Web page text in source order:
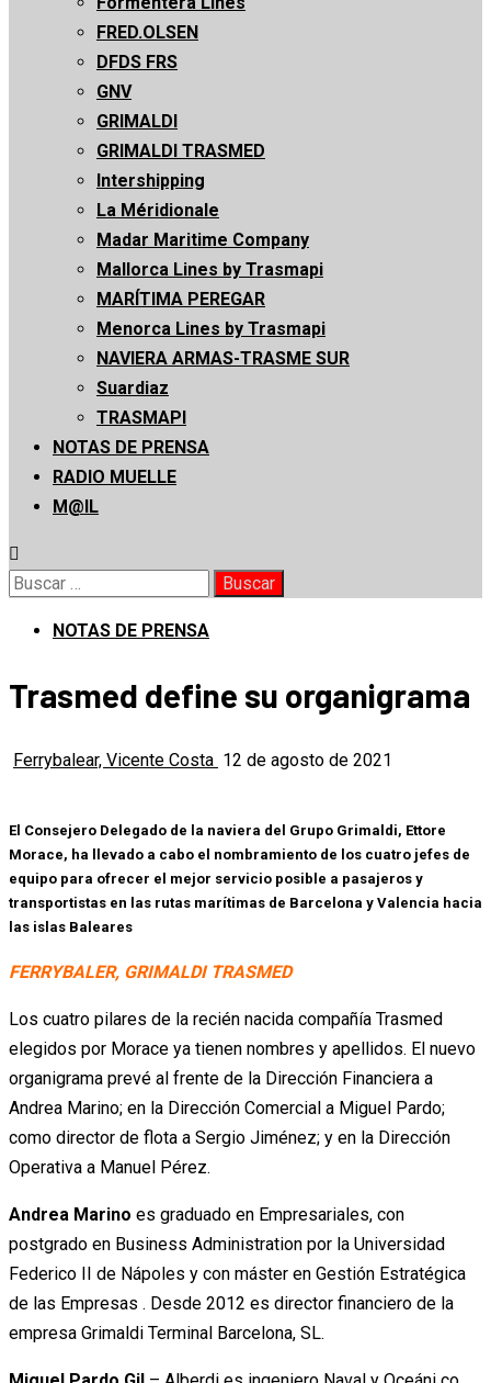
FRED.OLSEN
DFDS FRS
GNV
GRIMALDI
GRIMALDI TRASMED
Intershipping
La Méridionale
Madar Maritime Company
Mallorca Lines by Trasmapi
MARÍTIMA PEREGAR
Menorca Lines by Trasmapi
NAVIERA ARMAS-TRASME SUR
Suardiaz
TRASMAPI
NOTAS DE PRENSA
RADIO MUELLE
M@IL
Buscar:
NOTAS DE PRENSA
Trasmed define su organigrama
Ferrybalear, Vicente Costa 12 de agosto de 2021
El Consejero Delegado de la naviera del Grupo Grimaldi, Ettore
Morace, ha llevado a cabo el nombramiento de los cuatro jefes de
equipo para ofrecer el mejor servicio posible a pasajeros y
transportistas en las rutas marítimas de Barcelona y Valencia hacia
las islas Baleares
FERRYBALER, GRIMALDI TRASMED
Los cuatro pilares de la recién nacida compañía Trasmed
elegidos por Morace ya tienen nombres y apellidos. El nuevo
organigrama prevé al frente de la Dirección Financiera a
Andrea Marino; en la Dirección Comercial a Miguel Pardo;
como director de flota a Sergio Jiménez; y en la Dirección
Operativa a Manuel Pérez.
Andrea Marino es graduado en Empresariales, con
postgrado en Business Administration por la Universidad
Federico II de Nápoles y con máster en Gestión Estratégica
de las Empresas . Desde 2012 es director financiero de la
empresa Grimaldi Terminal Barcelona, SL.